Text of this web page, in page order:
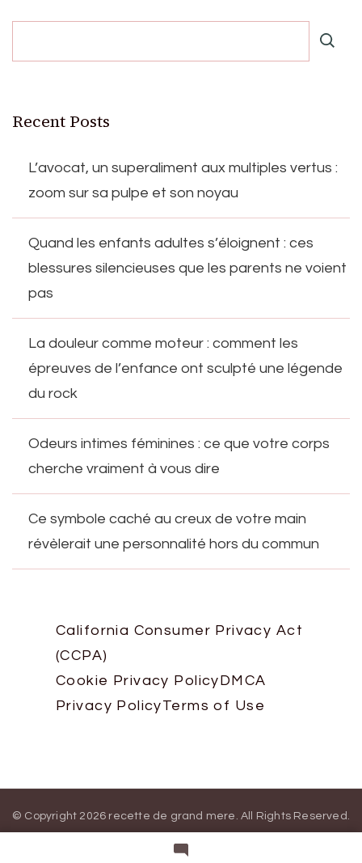
Recent Posts
L’avocat, un superaliment aux multiples vertus :
zoom sur sa pulpe et son noyau
Quand les enfants adultes s’éloignent : ces
blessures silencieuses que les parents ne voient
pas
La douleur comme moteur : comment les
épreuves de l’enfance ont sculpté une légende
du rock
Odeurs intimes féminines : ce que votre corps
cherche vraiment à vous dire
Ce symbole caché au creux de votre main
révèlerait une personnalité hors du commun
California Consumer Privacy Act
(CCPA)
Cookie Privacy PolicyDMCA
Privacy PolicyTerms of Use
© Copyright 2026 recette de grand mere . All Rights Reserved.